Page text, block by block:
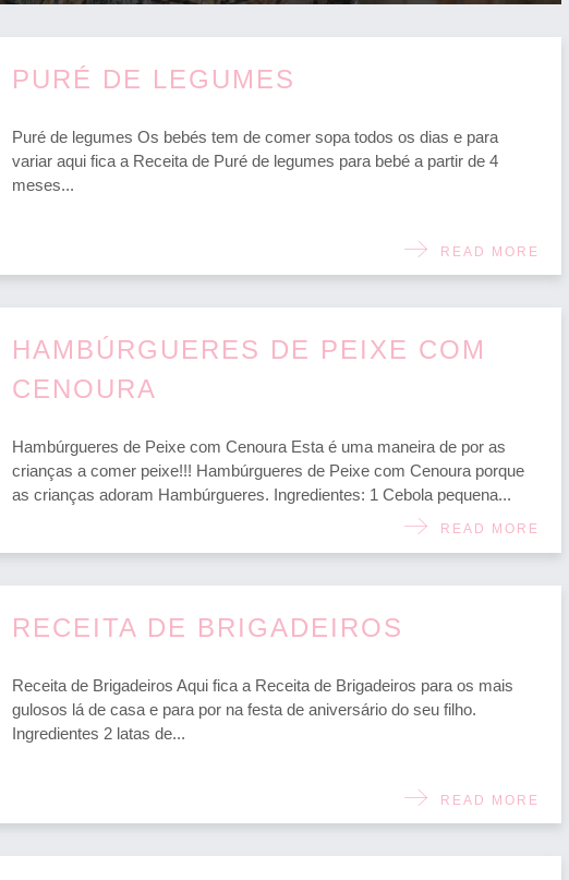
PURÉ DE LEGUMES
Puré de legumes Os bebés tem de comer sopa todos os dias e para
variar aqui fica a Receita de Puré de legumes para bebé a partir de 4
meses...
READ MORE
HAMBÚRGUERES DE PEIXE COM
CENOURA
Hambúrgueres de Peixe com Cenoura Esta é uma maneira de por as
crianças a comer peixe!!! Hambúrgueres de Peixe com Cenoura porque
as crianças adoram Hambúrgueres. Ingredientes: 1 Cebola pequena...
READ MORE
RECEITA DE BRIGADEIROS
Receita de Brigadeiros Aqui fica a Receita de Brigadeiros para os mais
gulosos lá de casa e para por na festa de aniversário do seu filho.
Ingredientes 2 latas de...
READ MORE